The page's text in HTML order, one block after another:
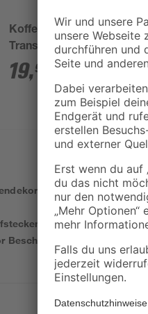
Kofferraum
Transportsack 165 x
115 x 70 cm
19,99
der Innenecke auf die
Beschädigung